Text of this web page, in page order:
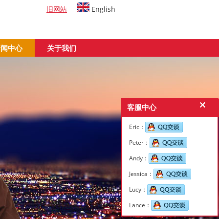
旧网站 English
中心 关于我们
客服中心
Eric：
Peter：
Andy：
Jessica：
Lucy：
Lance：